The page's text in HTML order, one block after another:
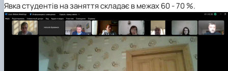
Явка студентів на заняття складає в межах 60 - 70 %.